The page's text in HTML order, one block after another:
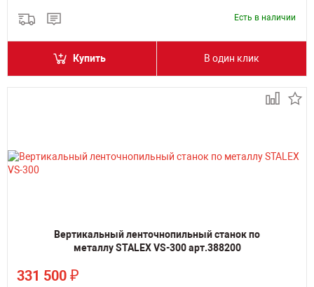
Есть в наличии
Купить В один клик
Вертикальный ленточнопильный станок по
металлу STALEX VS-300 арт.388200
331 500 ₽